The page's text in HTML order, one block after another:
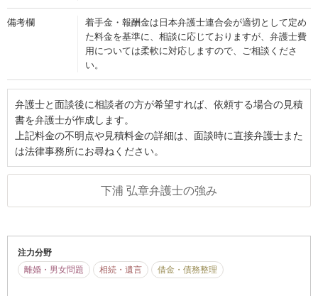
備考欄
着手金・報酬金は日本弁護士連合会が適切として定め
た料金を基準に、相談に応じておりますが、弁護士費
用については柔軟に対応しますので、ご相談くださ
い。
弁護士と面談後に相談者の方が希望すれば、依頼する場合の見積
書を弁護士が作成します。
上記料金の不明点や見積料金の詳細は、面談時に直接弁護士また
は法律事務所にお尋ねください。
下浦 弘章弁護士の強み
注力分野
離婚・男女問題
相続・遺言 借金・債務整理